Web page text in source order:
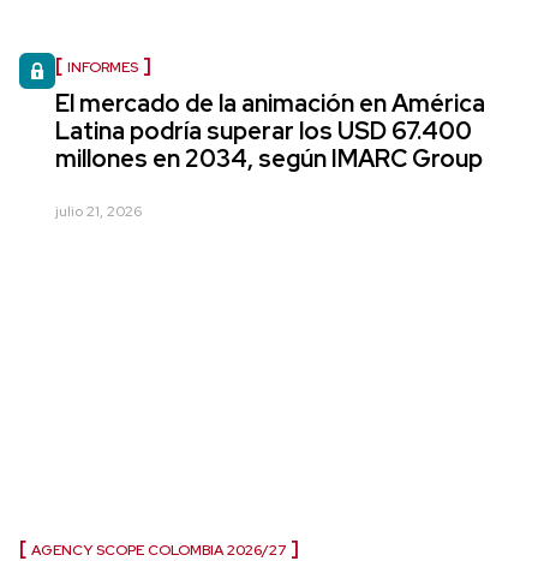
INFORMES
El mercado de la animación en América
Latina podría superar los USD 67.400
millones en 2034, según IMARC Group
julio 21, 2026
AGENCY SCOPE COLOMBIA 2026/27